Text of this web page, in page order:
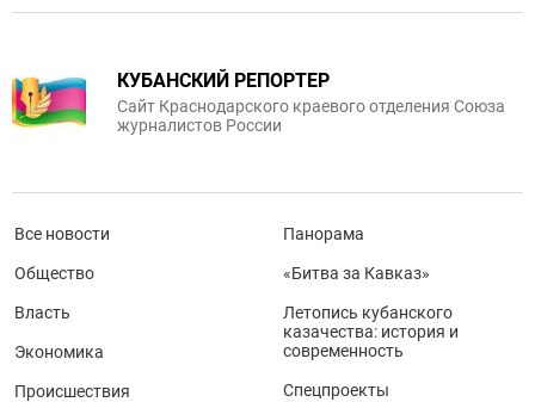
КУБАНСКИЙ РЕПОРТЕР
Сайт Краснодарского краевого отделения Союза
журналистов России
Все новости
Общество
Власть
Экономика
Происшествия
Панорама
«Битва за Кавказ»
Летопись кубанского
казачества: история и
современность
Спецпроекты